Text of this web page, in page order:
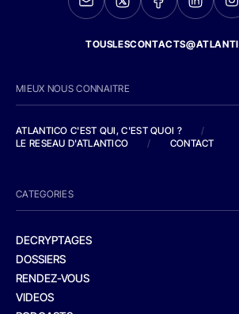
MIEUX NOUS CONNAITRE
ATLANTICO C'EST QUI, C'EST QUOI ?
/
LE RESEAU D'ATLANTICO
/ CONTACT
CATEGORIES
DECRYPTAGES
DOSSIERS
RENDEZ-VOUS
VIDEOS